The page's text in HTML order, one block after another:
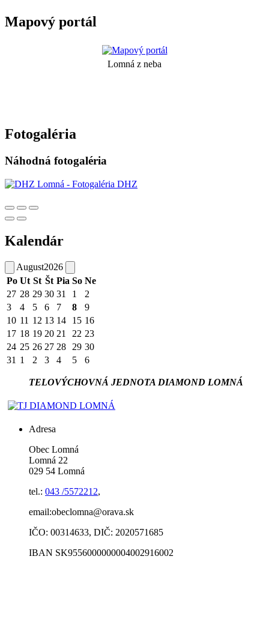
Mapový portál
Lomná z neba
Fotogaléria
Náhodná fotogaléria
Kalendár
August2026
Po Ut St Št Pia So Ne
27 28 29 30 31 1
2
3
4 5 6 7 8
9
10 11 12 13 14 15 16
17 18 19 20 21 22 23
24 25 26 27 28 29 30
31 1 2 3 4 5 6
TELOVÝCHOVNÁ JEDNOTA DIAMOND LOMNÁ
Adresa
Obec Lomná
Lomná 22
029 54 Lomná
tel.: 043 /5572212,
email:obeclomna@orava.sk
IČO: 00314633, DIČ: 2020571685
IBAN SK9556000000004002916002